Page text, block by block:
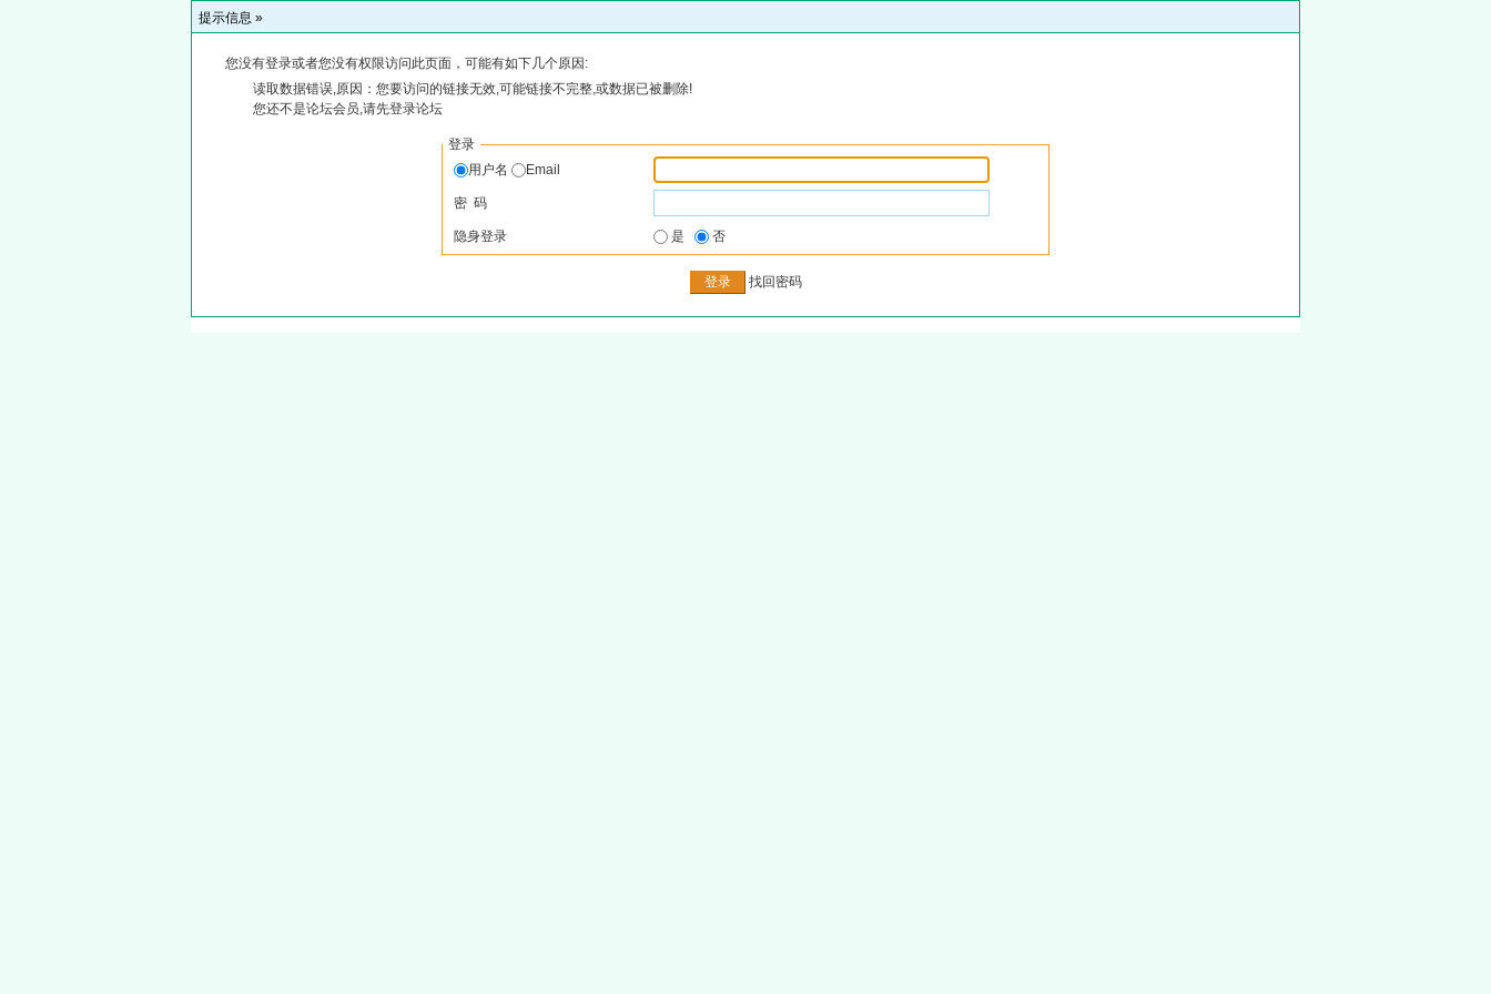
提示信息 »
您没有登录或者您没有权限访问此页面，可能有如下几个原因:
读取数据错误,原因：您要访问的链接无效,可能链接不完整,或数据已被删除!
您还不是论坛会员,请先登录论坛
登录
用户名
Email
密 码
隐身登录 是 否
找回密码